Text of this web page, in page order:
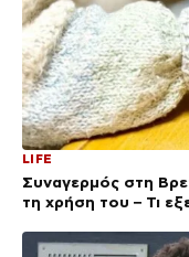
LIFE
Συναγερμός στη
τη χρήση του – Τι